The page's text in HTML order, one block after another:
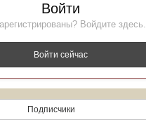
Войти
Войдите здесь.
Войти сейчас
Подписчики